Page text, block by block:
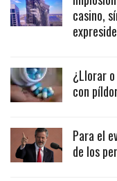
casino,
¿Llorar
con
Para el
de los